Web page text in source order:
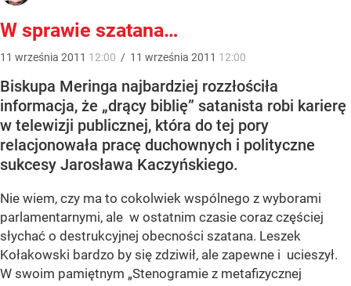
W sprawie szatana…
11 września 2011 12:00 / 11 września 2011 12:00
Biskupa Meringa najbardziej rozzłościła
informacja, że „drący biblię” satanista robi karierę
w telewizji publicznej, która do tej pory
relacjonowała pracę duchownych i polityczne
sukcesy Jarosława Kaczyńskiego.
Nie wiem, czy ma to cokolwiek wspólnego z wyborami
parlamentarnymi, ale w ostatnim czasie coraz częściej
słychać o destrukcyjnej obecności szatana. Leszek
Kołakowski bardzo by się zdziwił, ale zapewne i ucieszył.
W swoim pamiętnym „Stenogramie z metafizycznej